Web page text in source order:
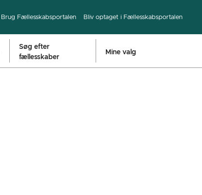
Brug Fællesskabsportalen Bliv optaget i Fællesskabsportalen
Søg efter
fællesskaber
Mine valg